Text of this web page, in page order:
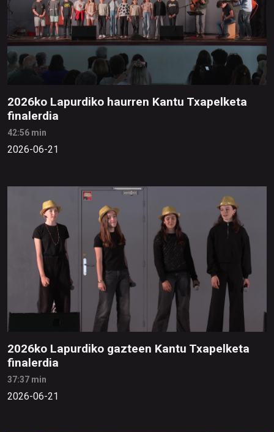
2026ko Lapurdiko haurren Kantu Txapelketa
finalerdia
42:56 min
2026-06-21
2026ko Lapurdiko gazteen Kantu Txapelketa
finalerdia
37:37 min
2026-06-21